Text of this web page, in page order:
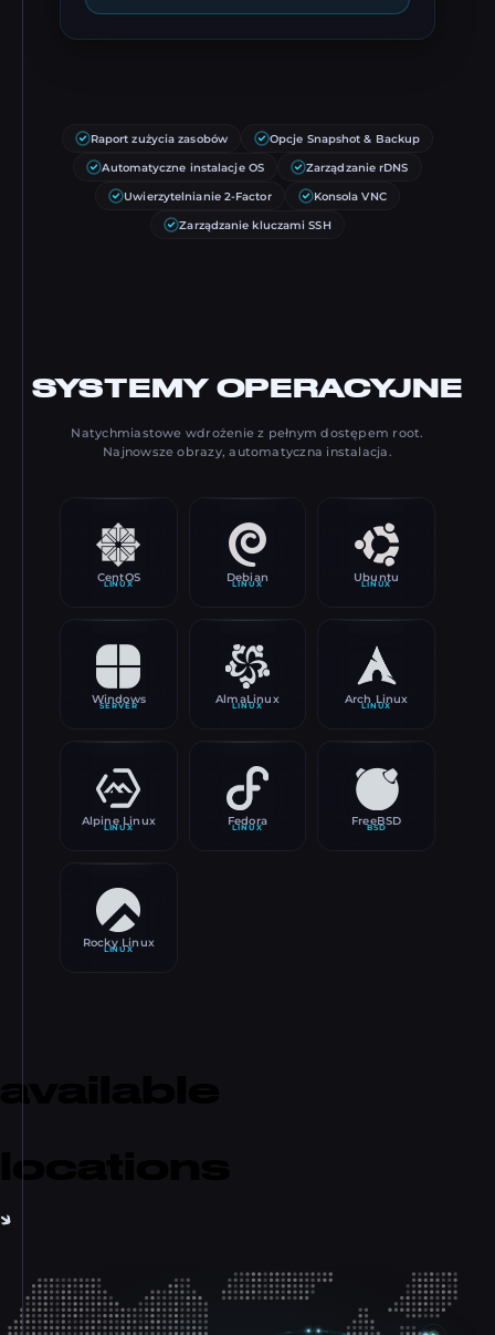
Raport zużycia zasobów Opcje Snapshot & Backup
Automatyczne instalacje OS Zarządzanie rDNS
Uwierzytelnianie 2-Factor Konsola VNC
Zarządzanie kluczami SSH
SYSTEMY OPERACYJNE
Natychmiastowe wdrożenie z pełnym dostępem root.
Najnowsze obrazy, automatyczna instalacja.
CentOS
LINUX
Debian
LINUX
Ubuntu
LINUX
Windows
SERVER
AlmaLinux
LINUX
Arch Linux
LINUX
Alpine Linux
LINUX
Fedora
LINUX
FreeBSD
BSD
Rocky Linux
LINUX